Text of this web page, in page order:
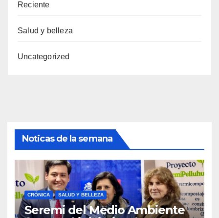
Reciente
Salud y belleza
Uncategorized
Noticas de la semana
CRÓNICA SALUD Y BELLEZA
Seremi del Medio Ambiente